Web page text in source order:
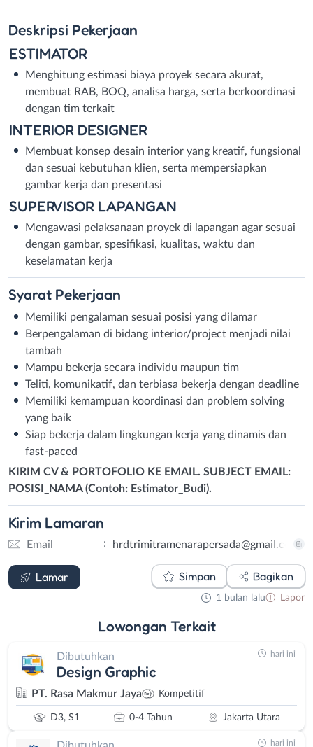
Deskripsi Pekerjaan
ESTIMATOR
Menghitung estimasi biaya proyek secara akurat,
membuat RAB, BOQ, analisa harga, serta berkoordinasi
dengan tim terkait
INTERIOR DESIGNER
Membuat konsep desain interior yang kreatif, fungsional
dan sesuai kebutuhan klien, serta mempersiapkan
gambar kerja dan presentasi
SUPERVISOR LAPANGAN
Mengawasi pelaksanaan proyek di lapangan agar sesuai
dengan gambar, spesifikasi, kualitas, waktu dan
keselamatan kerja
Syarat Pekerjaan
Memiliki pengalaman sesuai posisi yang dilamar
Berpengalaman di bidang interior/project menjadi nilai
tambah
Mampu bekerja secara individu maupun tim
Teliti, komunikatif, dan terbiasa bekerja dengan deadline
Memiliki kemampuan koordinasi dan problem solving
yang baik
Siap bekerja dalam lingkungan kerja yang dinamis dan
fast-paced
KIRIM CV & PORTOFOLIO KE EMAIL. SUBJECT EMAIL:
POSISI_NAMA (Contoh: Estimator_Budi).
Kirim Lamaran
Email : hrdtrimitramenarapersada@gmail.com
Lamar
Email
Simpan Bagikan
1 bulan lalu Lapor
Lowongan Terkait
Dibutuhkan
Design Graphic
PT. Rasa Makmur Jaya Kompetitif
D3, S1 0-4 Tahun Jakarta Utara
hari ini
hari ini